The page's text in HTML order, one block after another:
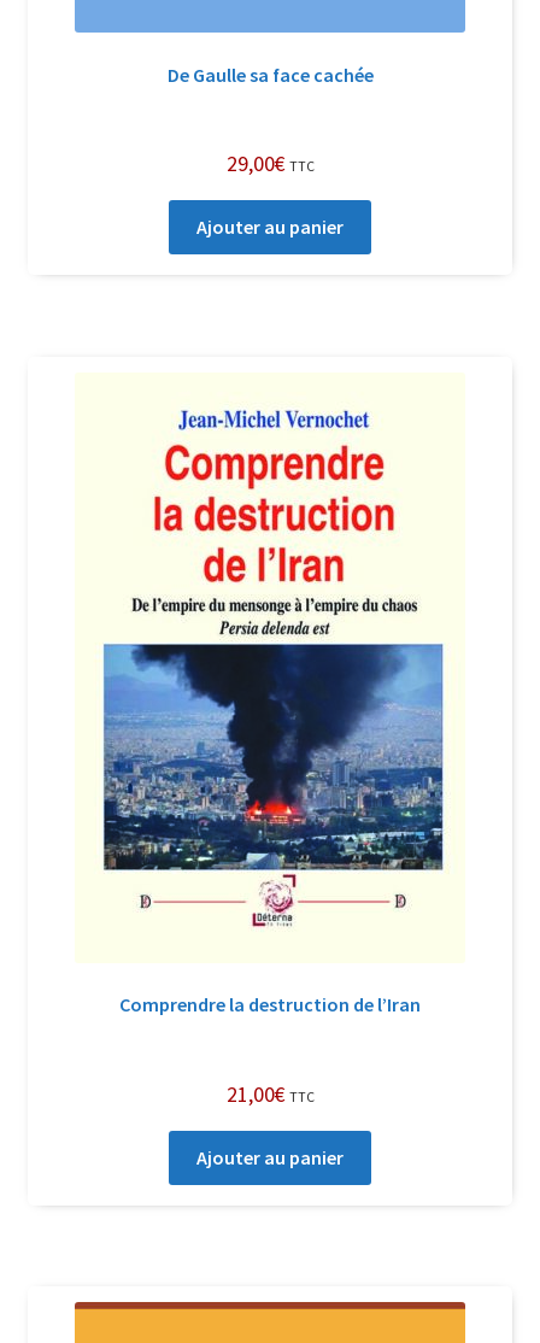
De Gaulle sa face cachée
29,00€ TTC
Ajouter au panier
Comprendre la destruction de l’Iran
21,00€ TTC
Ajouter au panier